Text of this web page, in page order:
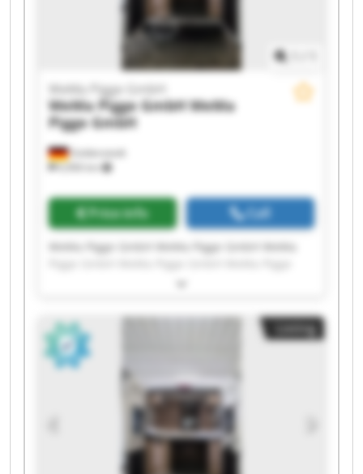
Goldenstedt
6,906 km
WeMa Pigge GmbH
WeMa Pigge GmbHWeMa
Pigge GmbH
Price info Call
WeMa Pigge GmbH WeMa Pigge GmbH WeMa
GmbH WeMa Pigge GmbH WeMa Pigge GmbH
Pigge GmbH WeMa Pigge GmbH WeMa Pigge
GmbH WeMa Pigge GmbH WeMa Pigge GmbH
WeMa Pigge GmbH WeMa Pigge GmbH WeMa
Pigge GmbH WeMa Pigge GmbH WeMa Pigge
GmbH WeMa Pigge GmbH
Listing